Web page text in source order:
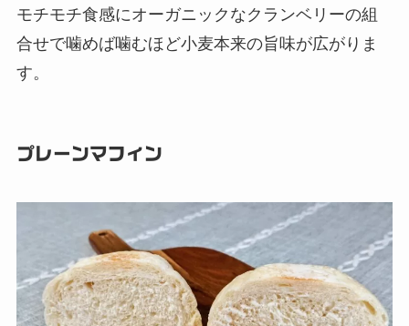
モチモチ食感にオーガニックなクランベリーの組
合せで噛めば噛むほど小麦本来の旨味が広がりま
す。
プレーンマフィン